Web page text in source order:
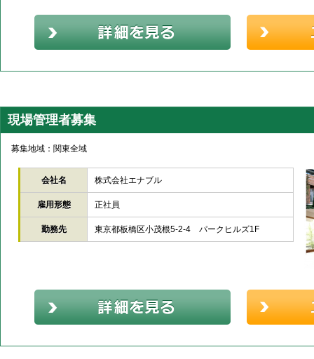
現場管理者募集
募集地域：関東全域
会社名 株式会社エナブル
雇用形態 正社員
勤務先 東京都板橋区小茂根5-2-4 パークヒルズ1F